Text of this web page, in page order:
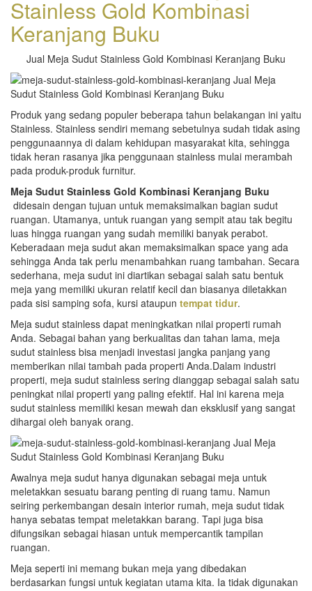
Stainless Gold Kombinasi
Keranjang Buku
Jual Meja Sudut Stainless Gold Kombinasi Keranjang Buku
Produk yang sedang populer beberapa tahun belakangan ini yaitu
Stainless. Stainless sendiri memang sebetulnya sudah tidak asing
penggunaannya di dalam kehidupan masyarakat kita, sehingga
tidak heran rasanya jika penggunaan stainless mulai merambah
pada produk-produk furnitur.
Meja Sudut Stainless Gold Kombinasi Keranjang Buku
didesain dengan tujuan untuk memaksimalkan bagian sudut
ruangan. Utamanya, untuk ruangan yang sempit atau tak begitu
luas hingga ruangan yang sudah memiliki banyak perabot.
Keberadaan meja sudut akan memaksimalkan space yang ada
sehingga Anda tak perlu menambahkan ruang tambahan. Secara
sederhana, meja sudut ini diartikan sebagai salah satu bentuk
meja yang memiliki ukuran relatif kecil dan biasanya diletakkan
pada sisi samping sofa, kursi ataupun tempat tidur.
Meja sudut stainless dapat meningkatkan nilai properti rumah
Anda. Sebagai bahan yang berkualitas dan tahan lama, meja
sudut stainless bisa menjadi investasi jangka panjang yang
memberikan nilai tambah pada properti Anda.Dalam industri
properti, meja sudut stainless sering dianggap sebagai salah satu
peningkat nilai properti yang paling efektif. Hal ini karena meja
sudut stainless memiliki kesan mewah dan eksklusif yang sangat
dihargai oleh banyak orang.
Awalnya meja sudut hanya digunakan sebagai meja untuk
meletakkan sesuatu barang penting di ruang tamu. Namun
seiring perkembangan desain interior rumah, meja sudut tidak
hanya sebatas tempat meletakkan barang. Tapi juga bisa
difungsikan sebagai hiasan untuk mempercantik tampilan
ruangan.
Meja seperti ini memang bukan meja yang dibedakan
berdasarkan fungsi untuk kegiatan utama kita. Ia tidak digunakan